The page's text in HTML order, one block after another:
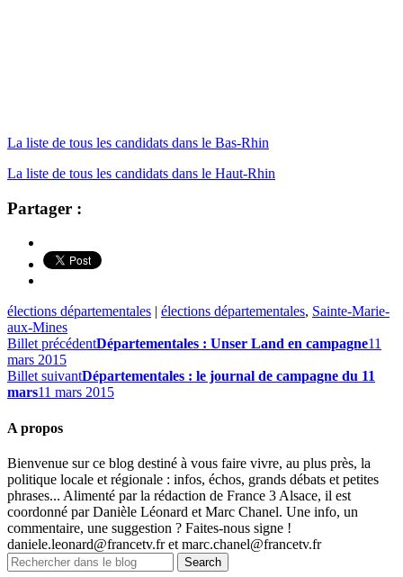
La liste de tous les candidats dans le Bas-Rhin
La liste de tous les candidats dans le Haut-Rhin
Partager :
élections départementales | élections départementales, Sainte-Marie-
aux-Mines
Billet précédentDépartementales : Unser Land en campagne11
mars 2015
Billet suivantDépartementales : le journal de campagne du 11
mars11 mars 2015
A propos
Bienvenue sur ce blog destiné à vous faire vivre, au plus près, la
politique locale et régionale : infos, échos, grands débats et petites
phrases... Alimenté par la rédaction de France 3 Alsace, il est
coordonné par Danièle Léonard et Marc Chanel. Une info, un
commentaire, une suggestion ? Faites-nous signe !
daniele.leonard@francetv.fr et marc.chanel@francetv.fr